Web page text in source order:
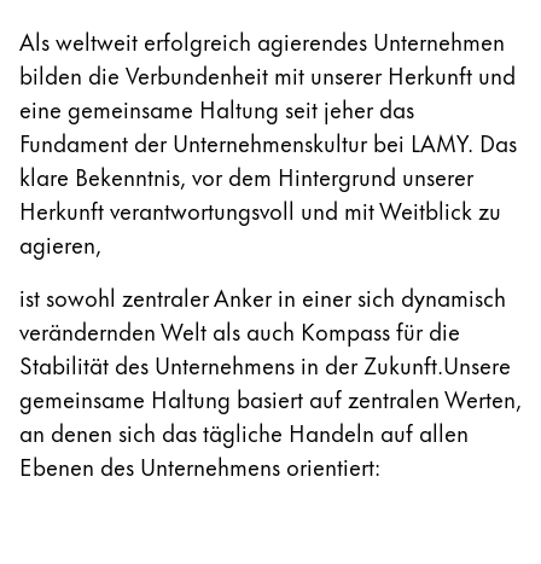
Notizbücher
Geschenke & Gravuren
Geschenkideen
Geschenk-Sets
LAMY pico Lx
Gravur
Inspiration
LAMY Community
Urban Sketchers
Afrika
Diese Region enthält Länder mit den Sprachen,
South Africa
English
Asien-Pazifik
Diese Region enthält Länder mit den Sprachen,
Australia
English
China
中文
South Korea
한국어
New Zealand
English
Als weltweit erfolgreich agierendes Unternehmen
bilden die Verbundenheit mit unserer Herkunft und
eine gemeinsame Haltung seit jeher das
Fundament der Unternehmenskultur bei LAMY. Das
klare Bekenntnis, vor dem Hintergrund unserer
Herkunft verantwortungsvoll und mit Weitblick zu
agieren,
ist sowohl zentraler Anker in einer sich dynamisch
verändernden Welt als auch Kompass für die
Stabilität des Unternehmens in der Zukunft.Unsere
gemeinsame Haltung basiert auf zentralen Werten,
an denen sich das tägliche Handeln auf allen
Ebenen des Unternehmens orientiert: